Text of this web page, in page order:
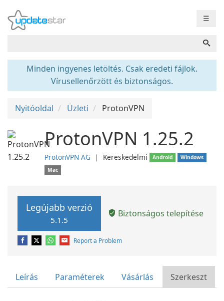
☰
Minden ingyenes letöltés. Csak eredeti fájlok.
Vírusellenőrzött és biztonságos.
Nyitóoldal Üzleti ProtonVPN
ProtonVPN 1.25.2
ProtonVPN AG ❘ Kereskedelmi Android
Windows
Mac
Legújabb verzió
5.1.5
Biztonságos telepítése
Report a Problem
Leírás Paraméterek Vásárlás Szerkeszt